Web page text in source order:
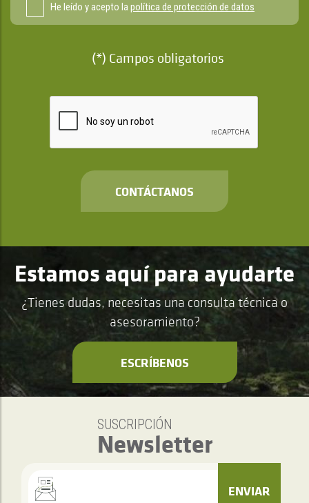
He leído y acepto lapolítica de protección de datos
(*) Campos obligatorios
CONTÁCTANOS
Estamos aquí para ayudarte
¿Tienes dudas, necesitas una consulta técnica o
asesoramiento?
ESCRÍBENOS
SUSCRIPCIÓN
Newsletter
ENVIAR